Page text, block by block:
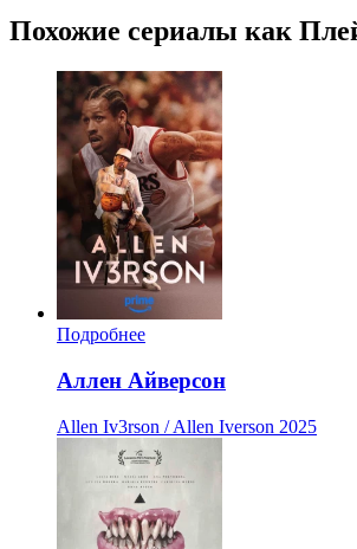
Похожие сериалы как
Подробнее
Аллен Айверсон
Allen Iv3rson / Allen Iverson 2025